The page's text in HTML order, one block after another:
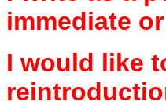
immediate
I would like